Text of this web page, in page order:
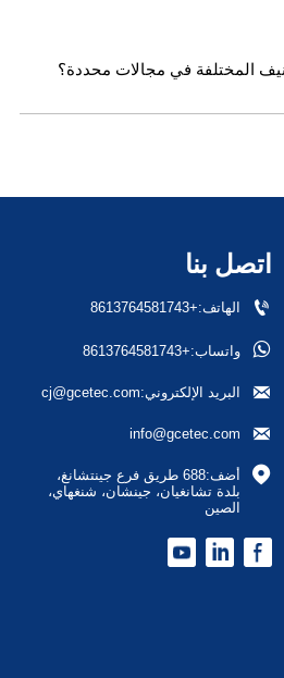
اتصل بنا
 الهاتف:+8613764581743
 واتساب:+8613764581743
 البريد الإلكتروني:cj@gcetec.com

info@gcetec.com

أضف:688 طريق فرع جينتشانغ،
بلدة تشانغيان، جينشان، شنغهاي،
الصين